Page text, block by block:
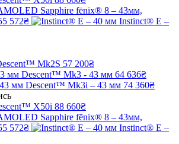
fēnix® 8 – 43мм,
572₴
Instinct® E –
Mk2S 57 200₴
Descent™ Mk3 - 43 мм 64 636₴
Descent™ Mk3i – 43 мм 74 360₴
X50i 88 660₴
fēnix® 8 – 43мм,
572₴
Instinct® E –